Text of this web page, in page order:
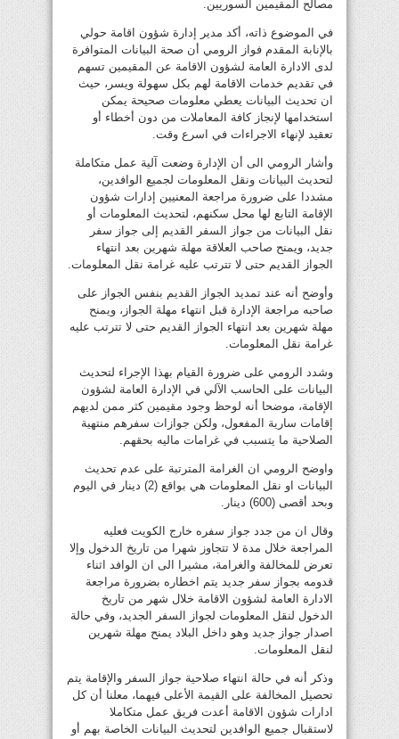
مصالح المقيمين السوريين.
في الموضوع ذاته، أكد مدير إدارة شؤون اقامة حولي
بالإنابة المقدم فواز الرومي أن صحة البيانات المتوافرة
لدى الادارة العامة لشؤون الاقامة عن المقيمين تسهم
في تقديم خدمات الاقامة لهم بكل سهولة ويسر، حيث
ان تحديث البيانات يعطي معلومات صحيحة يمكن
استخدامها لإنجاز كافة المعاملات من دون أخطاء أو
تعقيد لإنهاء الاجراءات في اسرع وقت.
وأشار الرومي الى أن الإدارة وضعت آلية عمل متكاملة
لتحديث البيانات ونقل المعلومات لجميع الوافدين،
مشددا على ضرورة مراجعة المعنيين إدارات شؤون
الإقامة التابع لها محل سكنهم، لتحديث المعلومات أو
نقل البيانات من جواز السفر القديم إلى جواز سفر
جديد، ويمنح صاحب العلاقة مهلة شهرين بعد انتهاء
الجواز القديم حتى لا تترتب عليه غرامة نقل المعلومات.
وأوضح أنه عند تمديد الجواز القديم بنفس الجواز على
صاحبه مراجعة الإدارة قبل انتهاء مهلة الجواز، ويمنح
مهلة شهرين بعد انتهاء الجواز القديم حتى لا تترتب عليه
غرامة نقل المعلومات.
وشدد الرومي على ضرورة القيام بهذا الإجراء لتحديث
البيانات على الحاسب الآلي في الإدارة العامة لشؤون
الإقامة، موضحا أنه لوحظ وجود مقيمين كثر ممن لديهم
إقامات سارية المفعول، ولكن جوازات سفرهم منتهية
الصلاحية ما يتسبب في غرامات ماليه بحقهم.
واوضح الرومي ان الغرامة المترتبة على عدم تحديث
البيانات او نقل المعلومات هي بواقع (2) دينار في اليوم
وبحد أقصى (600) دينار.
وقال ان من جدد جواز سفره خارج الكويت فعليه
المراجعة خلال مدة لا تتجاوز شهرا من تاريخ الدخول وإلا
تعرض للمخالفة والغرامة، مشيرا الى ان الوافد اثناء
قدومه بجواز سفر جديد يتم اخطاره بضرورة مراجعة
الادارة العامة لشؤون الاقامة خلال شهر من تاريخ
الدخول لنقل المعلومات لجواز السفر الجديد، وفي حالة
اصدار جواز جديد وهو داخل البلاد يمنح مهلة شهرين
لنقل المعلومات.
وذكر أنه في حالة انتهاء صلاحية جواز السفر والإقامة يتم
تحصيل المخالفة على القيمة الأعلى فيهما، معلنا أن كل
ادارات شؤون الاقامة أعدت فريق عمل متكاملا
لاستقبال جميع الوافدين لتحديث البيانات الخاصة بهم أو